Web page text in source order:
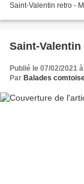
Saint-Valentin retro -
Saint-
Publié le 07/02/2021
Par Balades